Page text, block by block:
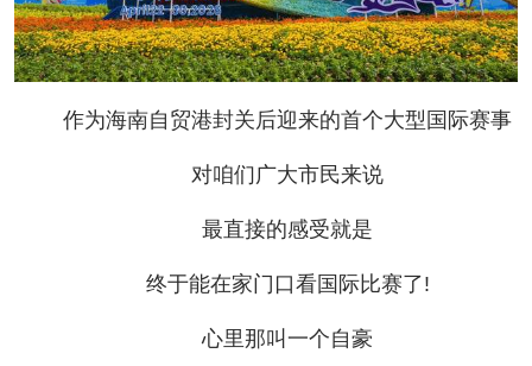
作为海南自贸港封关后迎来的首个大型国际赛事
对咱们广大市民来说
最直接的感受就是
终于能在家门口看国际比赛了!
心里那叫一个自豪